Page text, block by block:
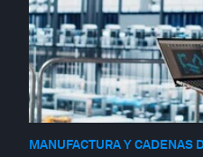
MANUFACTURA Y CADENAS